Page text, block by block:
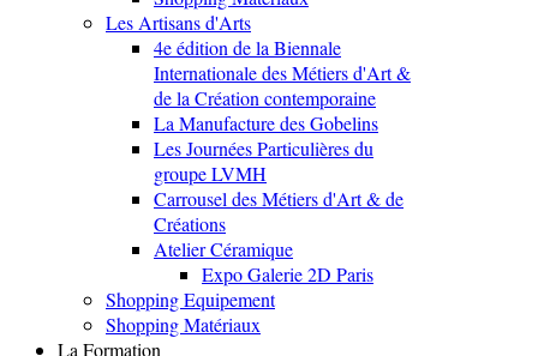
Les Artisans d'Arts
4e édition de la Biennale
Internationale des Métiers d'Art &
de la Création contemporaine
La Manufacture des Gobelins
Les Journées Particulières du
groupe LVMH
Carrousel des Métiers d'Art & de
Créations
Atelier Céramique
Expo Galerie 2D Paris
Shopping Equipement
Shopping Matériaux
La Formation